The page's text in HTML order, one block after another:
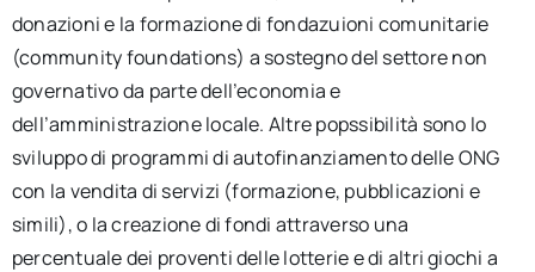
donazioni e la formazione di fondazuioni comunitarie
(community foundations) a sostegno del settore non
governativo da parte dell’economia e
dell’amministrazione locale. Altre popssibilità sono lo
sviluppo di programmi di autofinanziamento delle ONG
con la vendita di servizi (formazione, pubblicazioni e
simili), o la creazione di fondi attraverso una
percentuale dei proventi delle lotterie e di altri giochi a